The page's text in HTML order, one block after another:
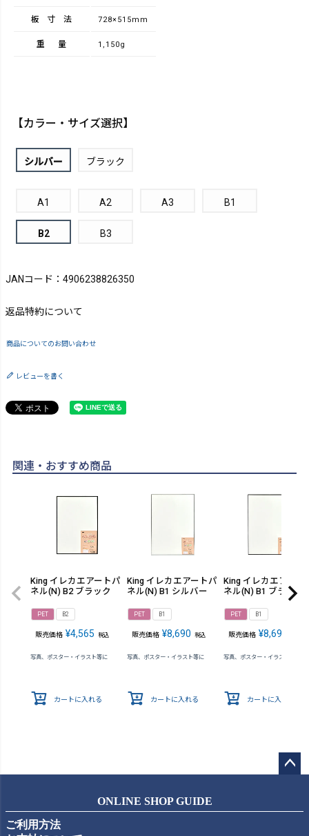
板寸法 728×515mm
重量 1,150g
【カラー・サイズ選択】
シルバー ブラック
A1 A2 A3 B1
B2 B3
JANコード：4906238826350
返品特約について
商品についてのお問い合わせ
レビューを書く
関連・おすすめ商品
King イレカエアートパ
ネル(N) B2 ブラック
PET B2
販売価格 ¥4,565 税込
写真、ポスター・イラスト等に
カートに入れる
King イレカエアートパ
ネル(N) B1 シルバー
PET B1
販売価格 ¥8,690 税込
写真、ポスター・イラスト等に
カートに入れる
King イレカエアート
ネル(N) B1 ブラック
PET B1
販売価格 ¥8,690
写真、ポスター・イラスト等に
カートに入れる
ップ
ONLINE SHOP GUIDE
ご利用方法